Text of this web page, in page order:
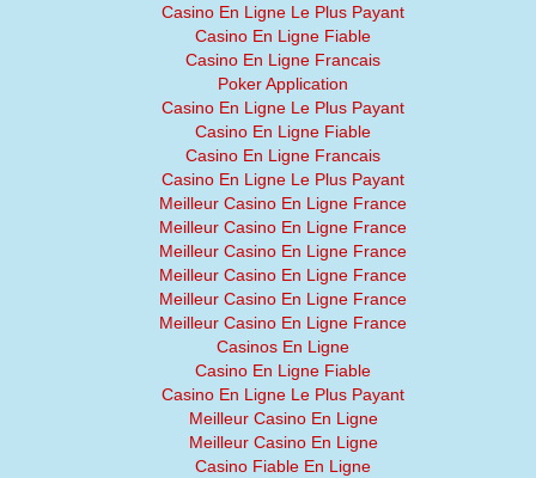
Casino En Ligne Le Plus Payant
Casino En Ligne Fiable
Casino En Ligne Francais
Poker Application
Casino En Ligne Le Plus Payant
Casino En Ligne Fiable
Casino En Ligne Francais
Casino En Ligne Le Plus Payant
Meilleur Casino En Ligne France
Meilleur Casino En Ligne France
Meilleur Casino En Ligne France
Meilleur Casino En Ligne France
Meilleur Casino En Ligne France
Meilleur Casino En Ligne France
Casinos En Ligne
Casino En Ligne Fiable
Casino En Ligne Le Plus Payant
Meilleur Casino En Ligne
Meilleur Casino En Ligne
Casino Fiable En Ligne